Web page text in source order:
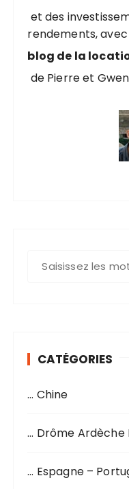
et des
rendements,
blog de la
de Pierre et Gwen
e
CATÉGORIES
… Chine
… Drôme Ardèche
… Espagne –